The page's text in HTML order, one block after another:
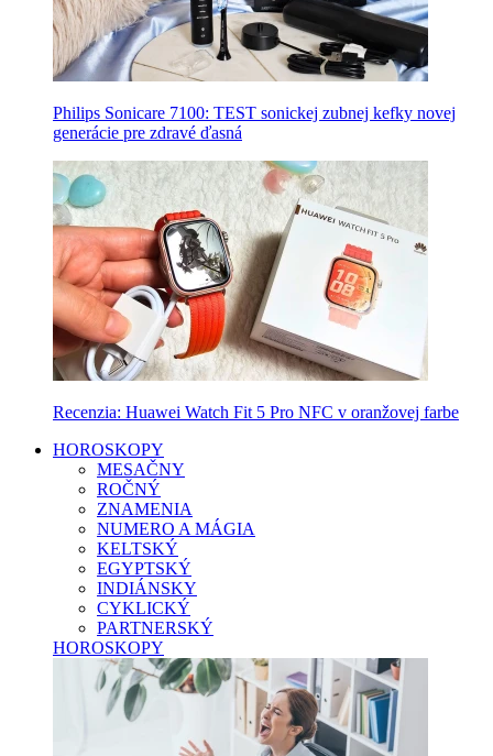
Philips Sonicare 7100: TEST sonickej zubnej kefky novej
generácie pre zdravé ďasná
Recenzia: Huawei Watch Fit 5 Pro NFC v oranžovej farbe
HOROSKOPY
MESAČNY
ROČNÝ
ZNAMENIA
NUMERO A MÁGIA
KELTSKÝ
EGYPTSKÝ
INDIÁNSKY
CYKLICKÝ
PARTNERSKÝ
HOROSKOPY